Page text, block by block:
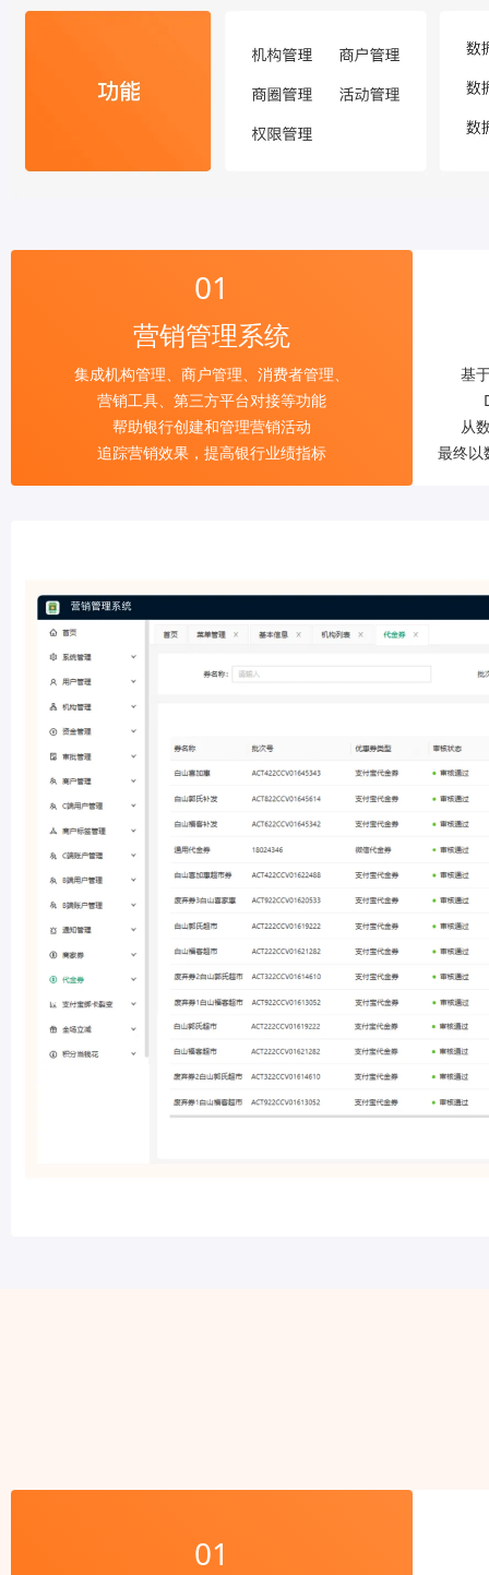
01
营销管理系统
集成机构管理、商户管理、消费者管理、
营销工具、第三方平台对接等功能
帮助银行创建和管理营销活动
追踪营销效果，提高银行业绩指标
基
从
最终以
01